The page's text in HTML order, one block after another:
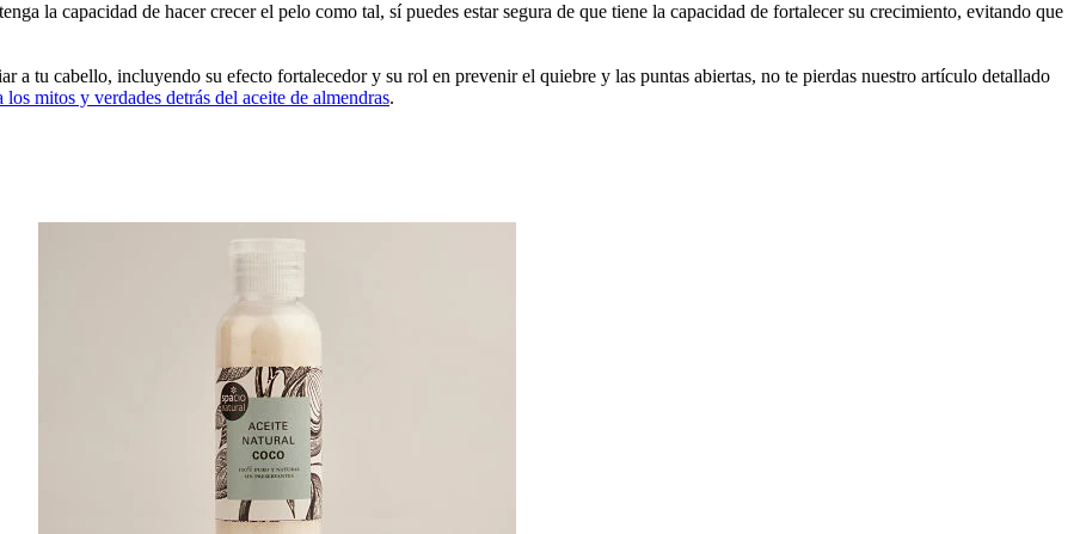
tenga la capacidad de hacer crecer el pelo como tal, sí puedes estar segura de que tiene la capacidad de fortalecer su crecimiento, evitando que
a tu cabello, incluyendo su efecto fortalecedor y su rol en prevenir el quiebre y las puntas abiertas, no te pierdas nuestro artículo detallado
los mitos y verdades detrás del aceite de almendras.